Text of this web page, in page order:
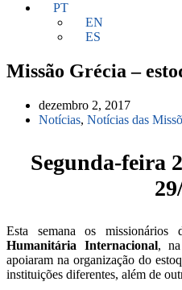
PT
EN
ES
Missão Grécia –
dezembro 2, 2017
Notícias, Notícias das
Segunda-feira
Esta semana os missionários
Humanitária Internacional, na
apoiaram na organização do
instituições diferentes, além de